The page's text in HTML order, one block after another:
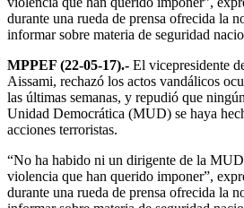
durante una rueda de prensa ofrecida la
informar sobre materia de seguridad
MPPEF (22-05-17).- El vicepresidente
Aissami, rechazó los actos vandálicos
las últimas semanas, y repudió que
Unidad Democrática (MUD) se haya
acciones terroristas.
“No ha habido ni un dirigente de la MUD
violencia que han querido imponer”,
durante una rueda de prensa ofrecida la